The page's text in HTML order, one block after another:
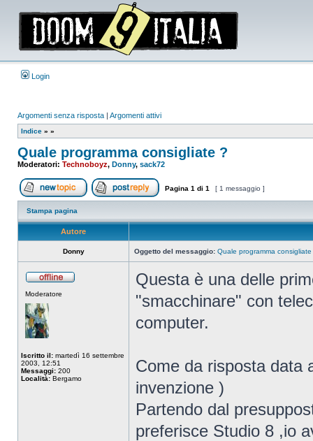
Login
Argomenti senza risposta | Argomenti attivi
Indice » »
Quale programma consigliate ?
Moderatori: Technoboyz, Donny, sack72
Apri un nuovo argomentoRispondi all’argomento
Pagina 1 di 1 [ 1 messaggio ]
Stampa pagina
Autore
Donny Oggetto del messaggio: Quale programma consigliate
Moderatore
Iscritto il: martedì 16 settembre
2003, 12:51
Messaggi: 200
Località: Bergamo
Questa è una delle
"smacchinare" con
computer.
Come da risposta data
invenzione )
Partendo dal
preferisce Studio 8 ,io